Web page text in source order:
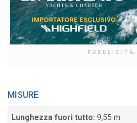
PUBBLICITÀ
MISURE
Lunghezza fuori tutto: 9,55 m